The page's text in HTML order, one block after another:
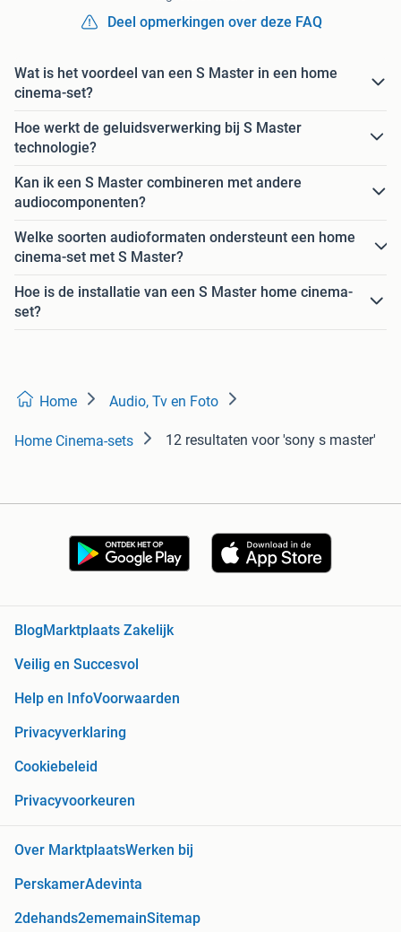
Deel opmerkingen over deze FAQ
Wat is het voordeel van een S Master in een home
cinema-set?
Hoe werkt de geluidsverwerking bij S Master
technologie?
Kan ik een S Master combineren met andere
audiocomponenten?
Welke soorten audioformaten ondersteunt een home
cinema-set met S Master?
Hoe is de installatie van een S Master home cinema-
set?
Home Audio, Tv en Foto
Home Cinema-sets 12 resultaten voor 'sony s master'
BlogMarktplaats Zakelijk
Veilig en Succesvol
Help en InfoVoorwaarden
Privacyverklaring
Cookiebeleid
Privacyvoorkeuren
Over MarktplaatsWerken bij
PerskamerAdevinta
2dehands2ememainSitemap